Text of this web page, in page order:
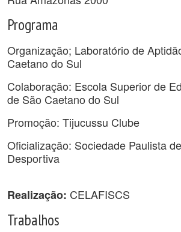
Programa
Organização; Laboratório de
Caetano do Sul
Colaboração: Escola Superior de
de São Caetano do Sul
Promoção: Tijucussu Clube
Oficialização: Sociedade Paulista
Desportiva
Realização: CELAFISCS
Trabalhos